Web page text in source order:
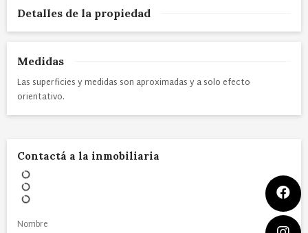
Detalles de la propiedad
Medidas
Las superficies y medidas son aproximadas y a solo efecto
orientativo.
Contactá a la inmobiliaria